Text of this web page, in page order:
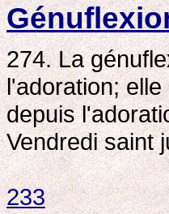
274. La
l'adoration;
depuis
Vendredi saint
233